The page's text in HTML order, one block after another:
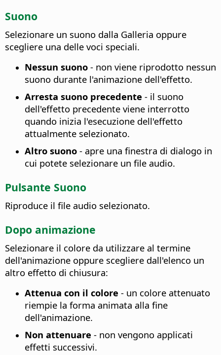
Suono
Selezionare un suono dalla Galleria oppure
scegliere una delle voci speciali.
Nessun suono - non viene riprodotto nessun
suono durante l'animazione dell'effetto.
Arresta suono precedente - il suono
dell'effetto precedente viene interrotto
quando inizia l'esecuzione dell'effetto
attualmente selezionato.
Altro suono - apre una finestra di dialogo in
cui potete selezionare un file audio.
Pulsante Suono
Riproduce il file audio selezionato.
Dopo animazione
Selezionare il colore da utilizzare al termine
dell'animazione oppure scegliere dall'elenco un
altro effetto di chiusura:
Attenua con il colore - un colore attenuato
riempie la forma animata alla fine
dell'animazione.
Non attenuare - non vengono applicati
effetti successivi.